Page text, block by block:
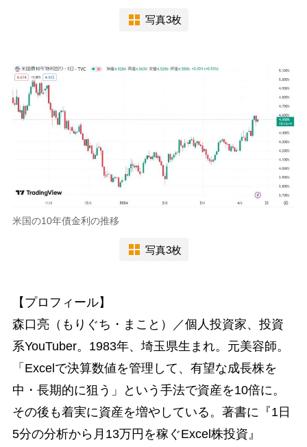
写真3枚
米国の10年債金利の推移
写真3枚
【プロフィール】
森口亮（もりぐち・まこと）／個人投資家、投資
系YouTuber。1983年、埼玉県生まれ。元美容師。
「Excelで決算数値を管理して、有望な成長株を
中・長期的に狙う」という手法で資産を10倍に。
その後も着実に資産を増やしている。著書に『1日
5分の分析から月13万円を稼ぐExcel株投資』